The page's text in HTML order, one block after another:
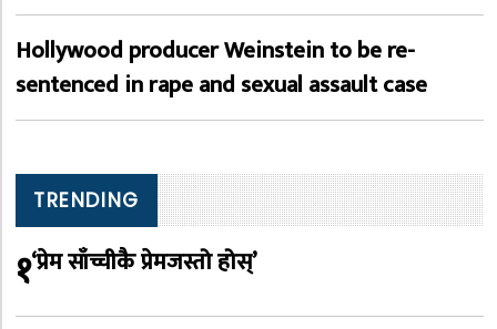
Hollywood producer Weinstein to be re-
sentenced in rape and sexual assault case
TRENDING
१‘प्रेम साँच्चीकै प्रेमजस्तो होस्’